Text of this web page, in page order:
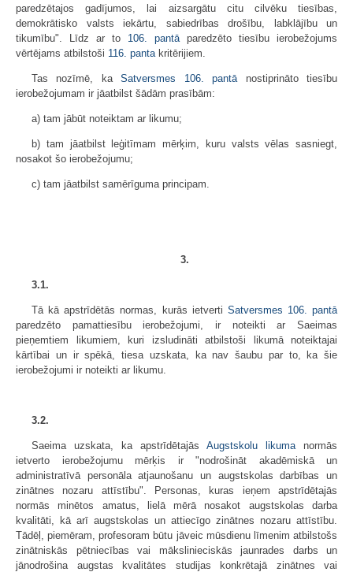
paredzētajos gadījumos, lai aizsargātu citu cilvēku tiesības,
demokrātisko valsts iekārtu, sabiedrības drošību, labklājību un
tikumību". Līdz ar to 106. pantāparedzēto tiesību ierobežojums
vērtējams atbilstoši 116. pantakritērijiem.
Tas nozīmē, kaSatversmes 106. pantānostiprināto tiesību
ierobežojumam ir jāatbilst šādām prasībām:
a) tam jābūt noteiktam ar likumu;
b) tam jāatbilst leģitīmam mērķim, kuru valsts vēlas sasniegt,
nosakot šo ierobežojumu;
c) tam jāatbilst samērīguma principam.
3.
3.1.
Tā kā apstrīdētās normas, kurās ietverti Satversmes 106. pantā
paredzēto pamattiesību ierobežojumi, ir noteikti ar Saeimas
pieņemtiem likumiem, kuri izsludināti atbilstoši likumā noteiktajai
kārtībai un ir spēkā, tiesa uzskata, ka nav šaubu par to, ka šie
ierobežojumi ir noteikti ar likumu.
3.2.
Saeima uzskata, ka apstrīdētajās Augstskolu likumanormās
ietverto ierobežojumu mērķis ir "nodrošināt akadēmiskā un
administratīvā personāla atjaunošanu un augstskolas darbības un
zinātnes nozaru attīstību". Personas, kuras ieņem apstrīdētajās
normās minētos amatus, lielā mērā nosakot augstskolas darba
kvalitāti, kā arī augstskolas un attiecīgo zinātnes nozaru attīstību.
Tādēļ, piemēram, profesoram būtu jāveic mūsdienu līmenim atbilstošs
zinātniskās pētniecības vai mākslinieciskās jaunrades darbs un
jānodrošina augstas kvalitātes studijas konkrētajā zinātnes vai